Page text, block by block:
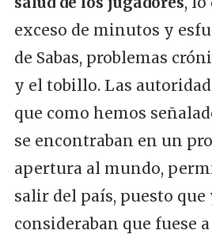
exceso de minutos y
de Sabas, problemas
y el tobillo. Las
que como hemos
se encontraban en un
apertura al mundo,
salir del país, puesto que
consideraban que fuese